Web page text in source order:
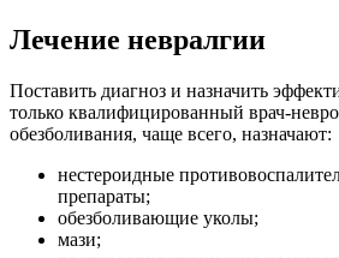
Лечение невралгии
Поставить диагноз и назначить
только квалифицированный врач-
обезболивания, чаще всего, назначают:
нестероидные
препараты;
обезболивающие уколы;
мази;